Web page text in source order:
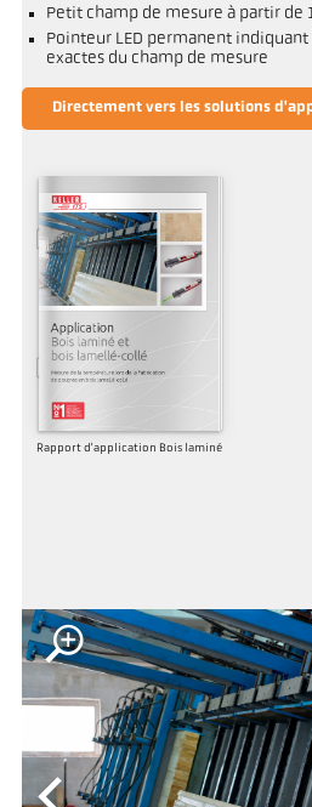
Petit champ de mesure à partir de
Pointeur LED permanent
exactes du champ de mesure
Directement vers les solutions
Rapport d'application Bois laminé